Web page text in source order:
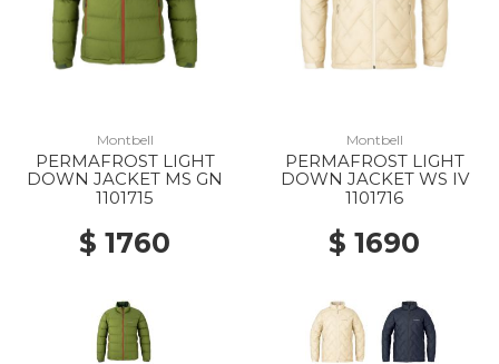
Montbell
PERMAFROST LIGHT
DOWN JACKET MS GN
1101715
$ 1760
Montbell
PERMAFROST LIGHT
DOWN JACKET WS IV
1101716
$ 1690